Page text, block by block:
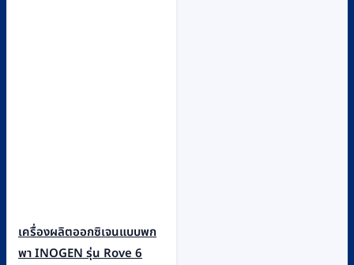
เครื่องผลิตออกซิเจนแบบพก
พา INOGEN รุ่น Rove 6